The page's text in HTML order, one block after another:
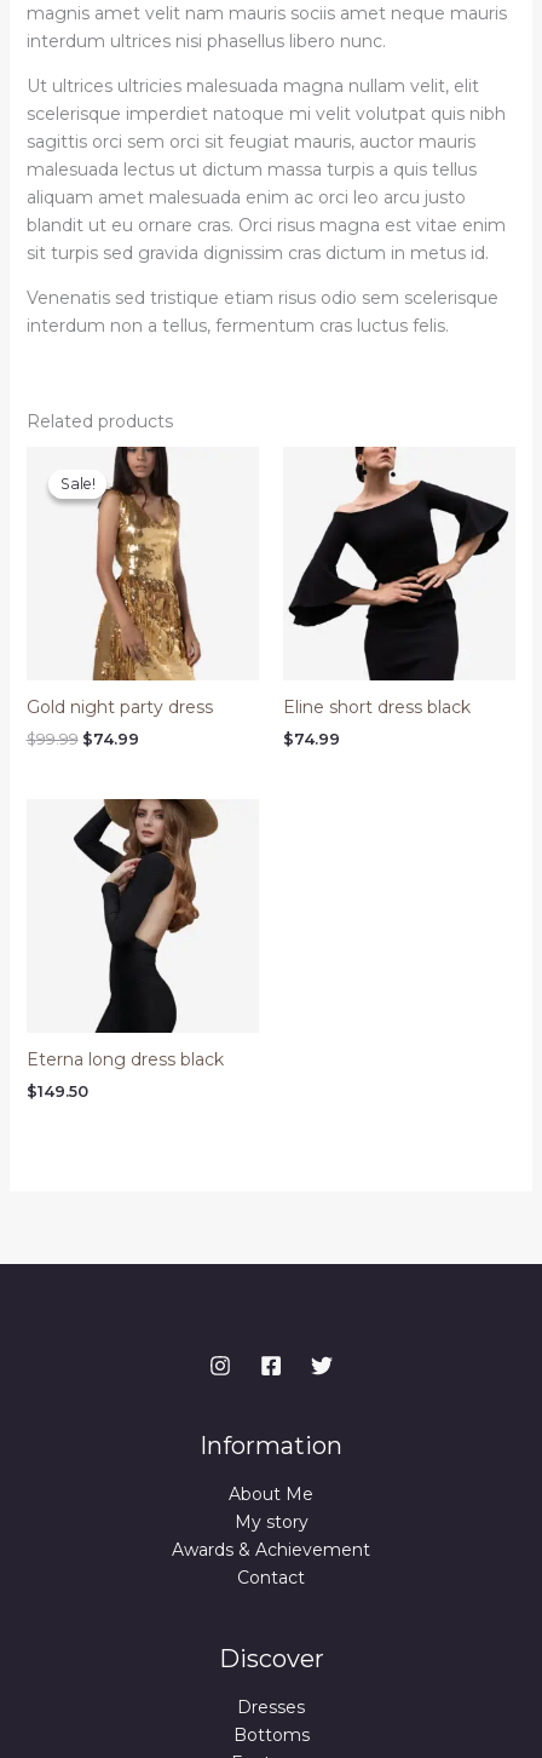
magnis amet velit nam mauris sociis amet neque mauris
interdum ultrices nisi phasellus libero nunc.
Ut ultrices ultricies malesuada magna nullam velit, elit
scelerisque imperdiet natoque mi velit volutpat quis nibh
sagittis orci sem orci sit feugiat mauris, auctor mauris
malesuada lectus ut dictum massa turpis a quis tellus
aliquam amet malesuada enim ac orci leo arcu justo
blandit ut eu ornare cras. Orci risus magna est vitae enim
sit turpis sed gravida dignissim cras dictum in metus id.
Venenatis sed tristique etiam risus odio sem scelerisque
interdum non a tellus, fermentum cras luctus felis.
Related products
Sale!
Sale!
Gold night party dress
$99.99 Original
$99.99.
$74.99Current
$74.99.
Eline short dress black
$74.99
Eterna long dress black
$149.50
Information
About Me
My story
Awards & Achievement
Contact
Discover
Dresses
Bottoms